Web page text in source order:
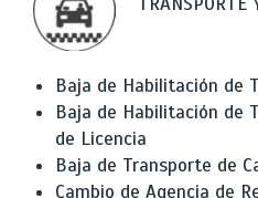
Baja de Habilitación de
Baja de Habilitación de
de Licencia
Baja de Transporte de
Cambio de Agencia de